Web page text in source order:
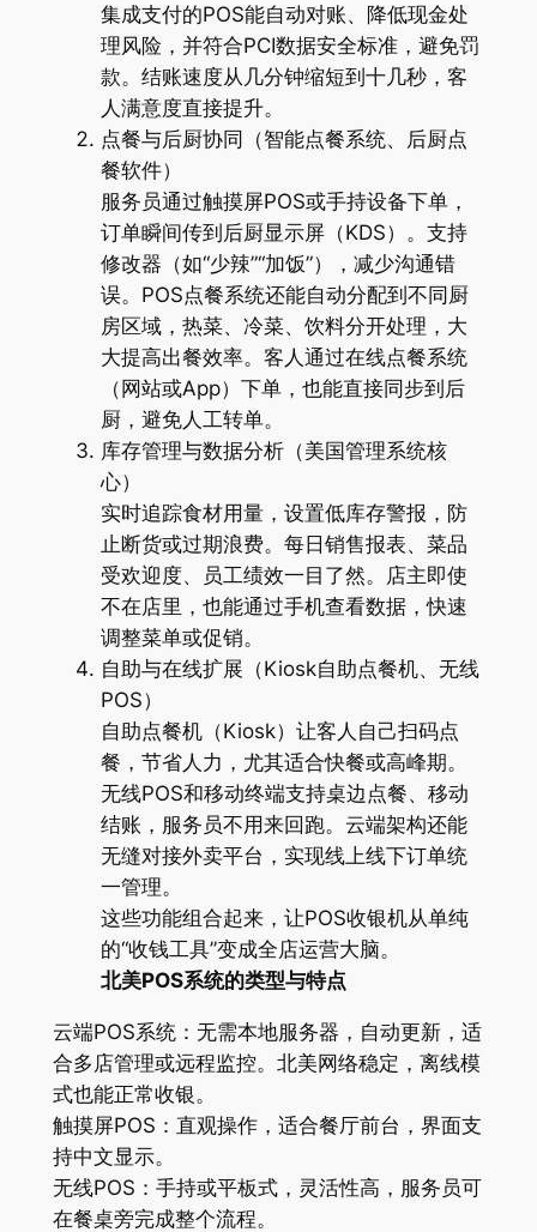
集成支付的POS能自动对账、降低现金处
理风险，并符合PCI数据安全标准，避免罚
款。结账速度从几分钟缩短到十几秒，客
人满意度直接提升。
点餐与后厨协同（智能点餐系统、后厨点
餐软件）
服务员通过触摸屏POS或手持设备下单，
订单瞬间传到后厨显示屏（KDS）。支持
修改器（如“少辣”“加饭”），减少沟通错
误。POS点餐系统还能自动分配到不同厨
房区域，热菜、冷菜、饮料分开处理，大
大提高出餐效率。客人通过在线点餐系统
（网站或App）下单，也能直接同步到后
厨，避免人工转单。
库存管理与数据分析（美国管理系统核
心）
实时追踪食材用量，设置低库存警报，防
止断货或过期浪费。每日销售报表、菜品
受欢迎度、员工绩效一目了然。店主即使
不在店里，也能通过手机查看数据，快速
调整菜单或促销。
自助与在线扩展（Kiosk自助点餐机、无线
POS）
自助点餐机（Kiosk）让客人自己扫码点
餐，节省人力，尤其适合快餐或高峰期。
无线POS和移动终端支持桌边点餐、移动
结账，服务员不用来回跑。云端架构还能
无缝对接外卖平台，实现线上线下订单统
一管理。
这些功能组合起来，让POS收银机从单纯
的“收钱工具”变成全店运营大脑。
北美POS系统的类型与特点
云端POS系统：无需本地服务器，自动更新，适
合多店管理或远程监控。北美网络稳定，离线模
式也能正常收银。
触摸屏POS：直观操作，适合餐厅前台，界面支
持中文显示。
无线POS：手持或平板式，灵活性高，服务员可
在餐桌旁完成整个流程。